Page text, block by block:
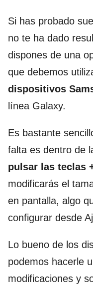
Si has probado
no te ha dado
dispones de una
que debemos
dispositivos
línea Galaxy.
Es bastante
falta es dentro de
pulsar las teclas
modificarás el
en pantalla, algo
configurar desde
Lo bueno de los
podemos hacerle
modificaciones y